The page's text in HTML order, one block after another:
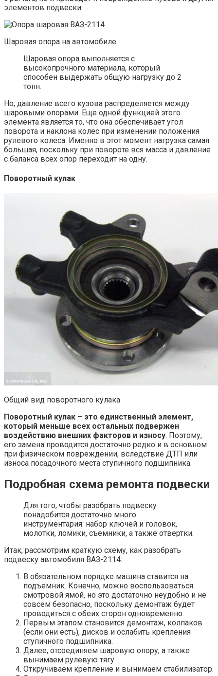
элементов подвески.
Шаровая опора на автомобиле
Шаровая опора выполняется с
высокопрочного материала, который
способен выдержать общую нагрузку до 2
тонн.
Но, давление всего кузова распределяется между
шаровыми опорами. Еще одной функцией этого
элемента является то, что она обеспечивает угол
поворота и наклона колес при изменении положения
рулевого колеса. Именно в этот момент нагрузка самая
большая, поскольку при повороте вся масса и давление
с баланса всех опор переходит на одну.
Поворотный кулак
Общий вид поворотного кулака
Поворотный кулак – это единственный элемент,
который меньше всех остальных подвержен
воздействию внешних факторов и износу. Поэтому,
его замена проводится достаточно редко и в основном
при физическом повреждении, вследствие ДТП или
износа посадочного места ступичного подшипника.
Подробная схема ремонта подвески
Для того, чтобы разобрать подвеску
понадобится достаточно много
инструментария: набор ключей и головок,
молотки, ломики, съемники, а также отвертки.
Итак, рассмотрим краткую схему, как разобрать
подвеску автомобиля ВАЗ-2114:
В обязательном порядке машина ставится на
подъемник. Конечно, можно воспользоваться
смотровой ямой, но это достаточно неудобно и не
совсем безопасно, поскольку демонтаж будет
проводиться с обеих сторон одновременно.
Первым этапом становится демонтаж, колпаков
(если они есть), дисков и ослабить крепления
ступичного подшипника.
Далее, отсоединяем шаровую опору, а также
вынимаем рулевую тягу.
Откручиваем крепление и вынимаем стабилизатор.